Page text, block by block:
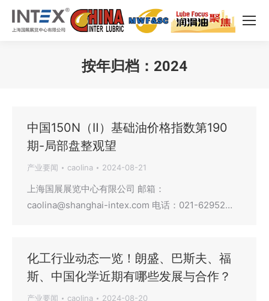
按年归档： 2024
中国150N（Ⅱ）基础油价格指数第190
期-局部盘整观望
产业要闻 caolina 2024-08-21
上海国展展览中心有限公司 邮箱：
caolina@shanghai-intex.com 电话：021-62952…
化工行业动态一览！朗盛、巴斯夫、福
斯、中国化学近期有哪些发展与合作？
产业要闻 caolina 2024-08-20